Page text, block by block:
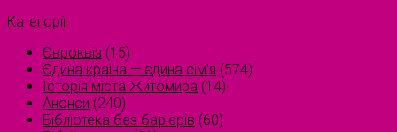
Категорії
Євроквіз (15)
Єдина країна — єдина сім’я (574)
Історія міста Житомира (14)
Анонси (240)
Бібліотека без бар'єрів (60)